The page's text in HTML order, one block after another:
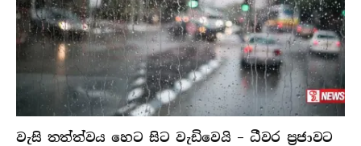
වැසි තත්ත්වය හෙට සිට වැඩිවෙයි – ධීවර ප්‍රජාවට